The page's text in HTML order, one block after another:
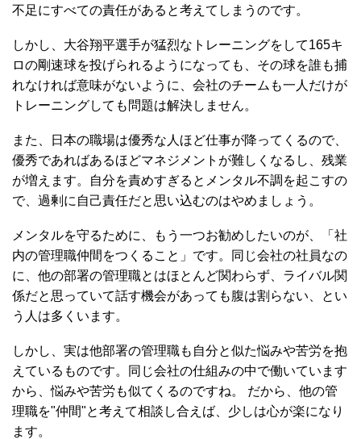
不足にすべての責任があると考えてしまうのです。
しかし、大谷翔平選手が猛烈なトレーニングをして165キ
ロの剛速球を投げられるようになっても、その球を誰も捕
れなければ意味がないように、会社のチームも一人だけが
トレーニングしても問題は解決しません。
また、日本の職場は優秀な人ほど仕事が降ってくるので、
優秀であればあるほどマネジメントが難しくなるし、残業
が増えます。自分を責めすぎるとメンタル不調を起こすの
で、過剰に自己責任だと思い込むのはやめましょう。
メンタルを守るために、もう一つお勧めしたいのが、「社
内の管理職仲間をつくること」です。同じ会社の社員なの
に、他の部署の管理職とはほとんど関わらず、ライバル関
係だと思っていて話す機会があっても腹は割らない、とい
う人は多くいます。
しかし、実は他部署の管理職も自分と似た悩みや苦労を抱
えているものです。同じ会社の仕組みの中で働いています
から、悩みや苦労も似てくるのですね。 だから、他の管
理職を"仲間"と考えて相談し合えば、少しは心が楽になり
ます。